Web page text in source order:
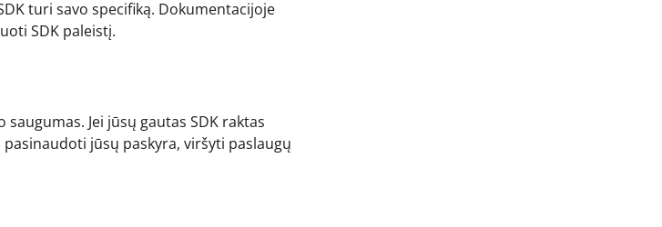
turi savo specifiką. Dokumentacijoje
SDK paleistį.
Jei jūsų gautas SDK raktas
pasinaudoti jūsų paskyra, viršyti paslaugų